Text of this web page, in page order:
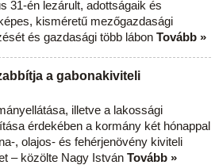
31-én lezárult, adottságaik és
kisméretű mezőgazdasági
és gazdasági több lábon Tovább »
a gabonakiviteli
illetve a lakossági
érdekében a kormány két hónappal
, olajos- és fehérjenövény kiviteli
– közölte Nagy István Tovább »